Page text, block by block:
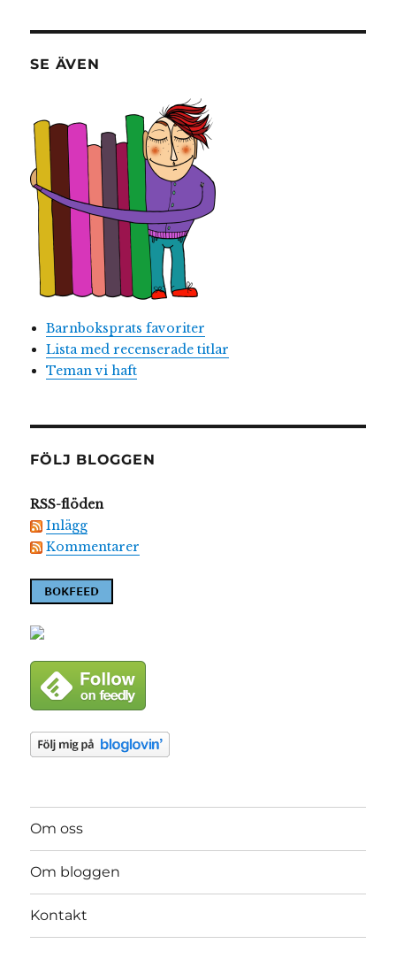
SE ÄVEN
Barnboksprats favoriter
Lista med recenserade titlar
Teman vi haft
FÖLJ BLOGGEN
RSS-flöden
Inlägg
Kommentarer
Om oss
Om bloggen
Kontakt